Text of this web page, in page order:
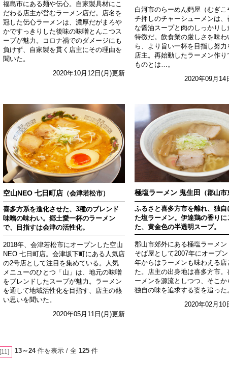
福島市にある麺や伝心。自家製具材にこ
だわる店主が営むラーメン店だ。店名を
冠した伝心ラーメンは、濃厚だがまろや
かですっきりした後味の味噌とんこつス
ープが魅力。コロナ禍でのダメージにも
負けず、自家製を貫く店主にその理由を
聞いた。
2020年10月12日(月)更新
白河市のらーめん麪屋（むぎこ
チ押しのチャーシューメンは、
な醤油スープと肉のしっかりし
特徴だ。飲食業の厳しさを味わ
ら、より旨い一杯を目指し努力
店主。再始動したラーメン作り
ものとは…。
2020年09月14
空山NEO 七日町店 （会津若松市）
喜多方系を進化させた、3種のブレンド
味噌の味わい。郷土愛一杯のラーメン
で、目指すは会津の活性化。
2018年、会津若松市にオープンした空山
NEO 七日町店。会津坂下町にある人気店
の2号店として注目を集めている。人気
メニューのひとつ「山」は、地元の味噌
をブレンドしたスープが魅力。ラーメン
を通して地域活性化を目指す、店主の熱
い思いを聞いた。
2020年05月11日(月)更新
極塩ラーメン 鬼生田 （郡山
ふるさと喜多方市を離れ、独自
た塩ラーメン。伊達鶏の香りに
た、黄金色の半透明スープ。
郡山市郊外にある極塩ラーメン
そば屋として2007年にオープ
年からはラーメンも味わえる店
た。店主の出身地は喜多方市。
ーメンを源流としつつ、そこか
独自の味を追求する姿を追った
2020年02月10
[11] 13～24件を表示 / 全 125 件